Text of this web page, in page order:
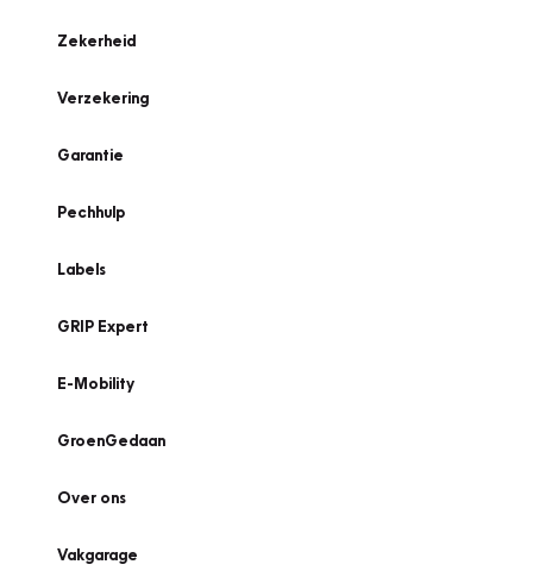
Zekerheid
Verzekering
Garantie
Pechhulp
Labels
GRIP Expert
E-Mobility
GroenGedaan
Over ons
Vakgarage